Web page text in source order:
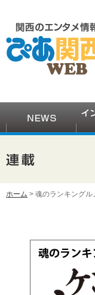
ホーム > 魂のランキングル